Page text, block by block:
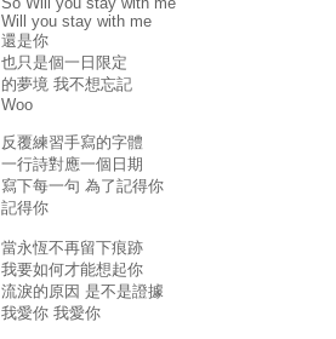
Will you stay with me
還是你
也只是個一日限定
的夢境 我不想忘記
Woo
反覆練習手寫的字體
一行詩對應一個日期
寫下每一句 為了記得你
記得你
當永恆不再留下痕跡
我要如何才能想起你
流淚的原因 是不是證據
我愛你 我愛你